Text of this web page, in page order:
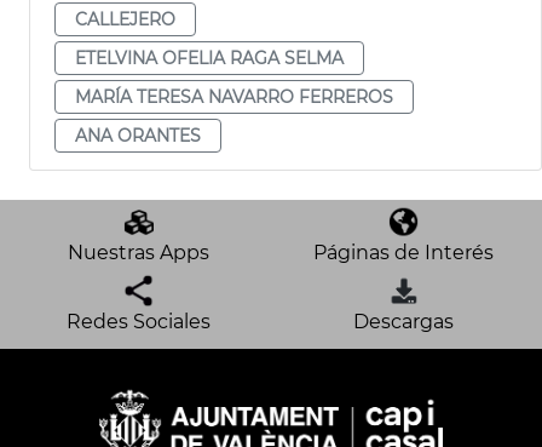
CALLEJERO
ETELVINA OFELIA RAGA SELMA
MARÍA TERESA NAVARRO FERREROS
ANA ORANTES
Nuestras Apps Páginas de Interés
Redes Sociales Descargas